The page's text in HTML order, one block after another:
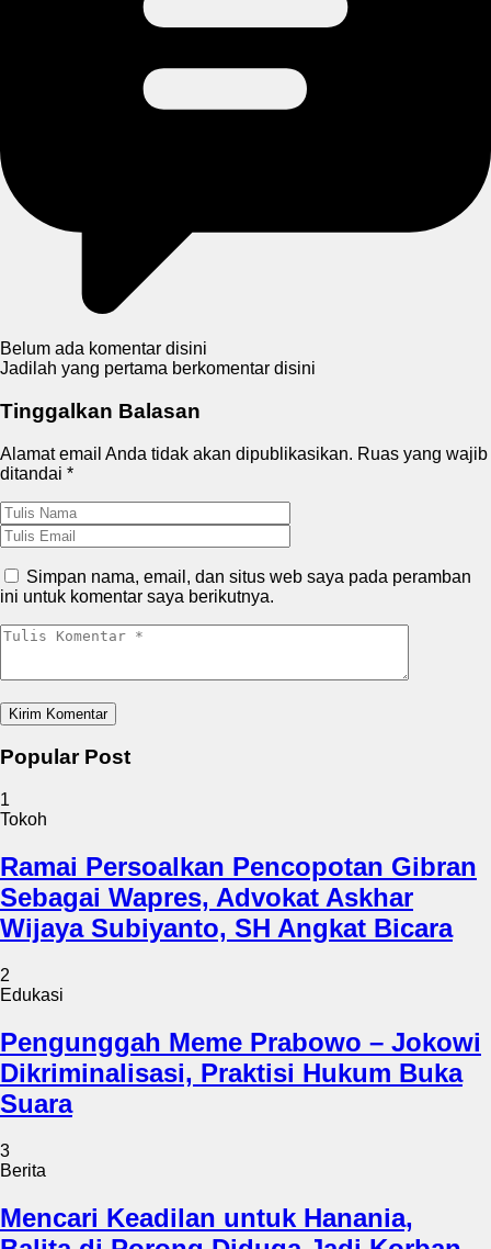
Belum ada komentar disini
Jadilah yang pertama berkomentar disini
Tinggalkan Balasan
Alamat email Anda tidak akan dipublikasikan. Ruas yang wajib
ditandai *
Simpan nama, email, dan situs web saya pada peramban
ini untuk komentar saya berikutnya.
Popular Post
1
Tokoh
Ramai Persoalkan Pencopotan Gibran
Sebagai Wapres, Advokat Askhar
Wijaya Subiyanto, SH Angkat Bicara
2
Edukasi
Pengunggah Meme Prabowo – Jokowi
Dikriminalisasi, Praktisi Hukum Buka
Suara
3
Berita
Mencari Keadilan untuk Hanania,